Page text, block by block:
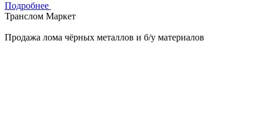
Подробнее
Транслом Маркет
Продажа лома чёрных металлов и б/у материалов